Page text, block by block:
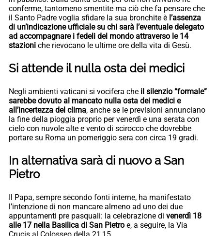
conferme, tantomeno smentite ma ciò che fa pensare che
il Santo Padre voglia sfidare la sua bronchite è l’assenza
di un’indicazione ufficiale su chi sarà l’eventuale delegato
ad accompagnare i fedeli del mondo attraverso le 14
stazioni che rievocano le ultime ore della vita di Gesù.
Si attende il nulla osta dei medici
Negli ambienti vaticani si vocifera che il silenzio “formale”
sarebbe dovuto al mancato nulla osta dei medici e
all’incertezza del clima, anche se le previsioni annunciano
la fine della pioggia proprio per venerdì e una serata con
cielo con nuvole alte e vento di scirocco che dovrebbe
portare su Roma un pomeriggio sera con circa 19 gradi.
In alternativa sarà di nuovo a San
Pietro
Il Papa, sempre secondo fonti interne, ha manifestato
l’intenzione di non mancare almeno ad uno dei due
appuntamenti pre pasquali: la celebrazione di venerdì 18
alle 17 nella Basilica di San Pietro e, a seguire, la Via